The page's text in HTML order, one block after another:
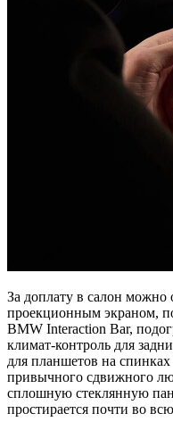
За доплату в салон можно
проекционным экраном,
BMW Interaction Bar,
климат-контроль для
для планшетов на
привычного сдвижного
сплошную стеклянную
простирается почти во